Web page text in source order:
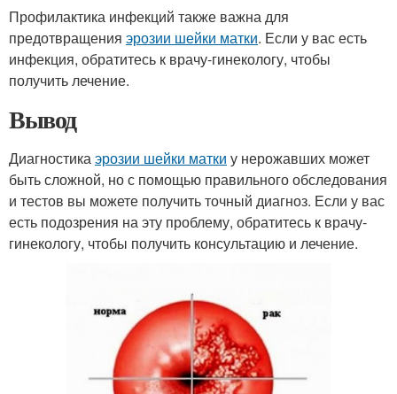
Профилактика инфекций также важна для
предотвращения эрозии шейки матки. Если у вас есть
инфекция, обратитесь к врачу-гинекологу, чтобы
получить лечение.
Вывод
Диагностикаэрозии шейки матки у нерожавших может
быть сложной, но с помощью правильного обследования
и тестов вы можете получить точный диагноз. Если у вас
есть подозрения на эту проблему, обратитесь к врачу-
гинекологу, чтобы получить консультацию и лечение.